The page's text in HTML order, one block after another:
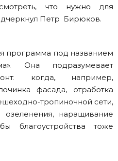
что нужно для
Петр Бирюков.
программа под названием
Она подразумевает
когда, например,
фасада, отработка
тропиночной сети,
озеленения, наращивание
благоустройства тоже